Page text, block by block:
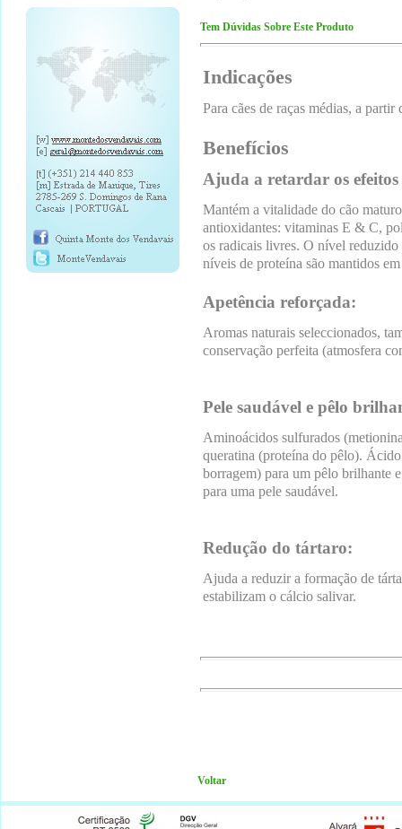
Tem Dúvidas Sobre Este Produto
Indicações
Para cães de raças médias, a partir
Benefícios
Ajuda a retardar os
Mantém a vitalidade do cão
antioxidantes: vitaminas E & C,
os radicais livres. O nível
níveis de proteína são mantidos
Apetência reforçada:
Aromas naturais seleccionados,
conservação perfeita (atmosfera
Pele saudável e pêlo
Aminoácidos sulfurados
queratina (proteína do pêlo).
borragem) para um pêlo brilhante
para uma pele saudável.
Redução do tártaro:
Ajuda a reduzir a formação de
estabilizam o cálcio salivar.
Voltar